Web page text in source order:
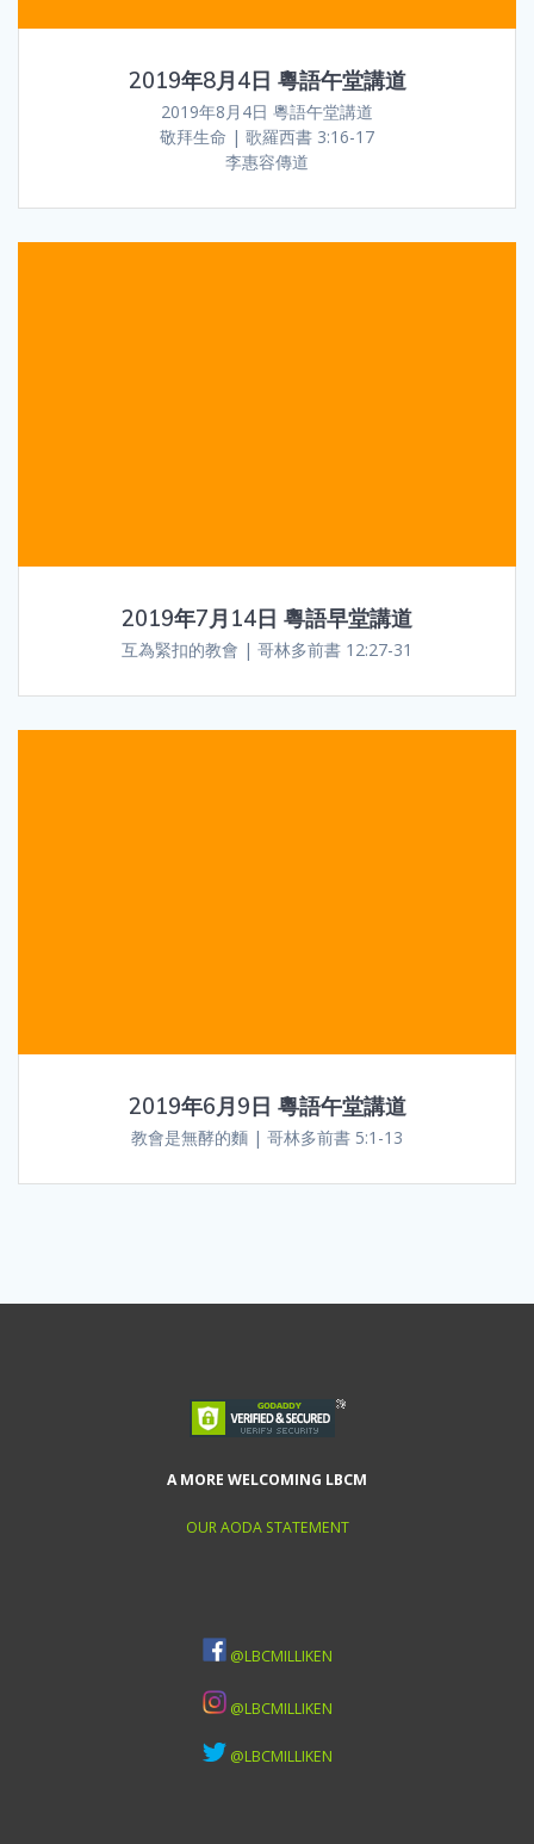
2019年8月4日 粵語午堂講道
2019年8月4日 粵語午堂講道
敬拜生命 | 歌羅西書 3:16-17
李惠容傳道
2019年7月14日 粵語早堂講道
互為緊扣的教會 | 哥林多前書 12:27-31
2019年6月9日 粵語午堂講道
教會是無酵的麵 | 哥林多前書 5:1-13
A MORE WELCOMING LBCM
OUR AODA STATEMENT
@LBCMILLIKEN
@LBCMILLIKEN
@LBCMILLIKEN